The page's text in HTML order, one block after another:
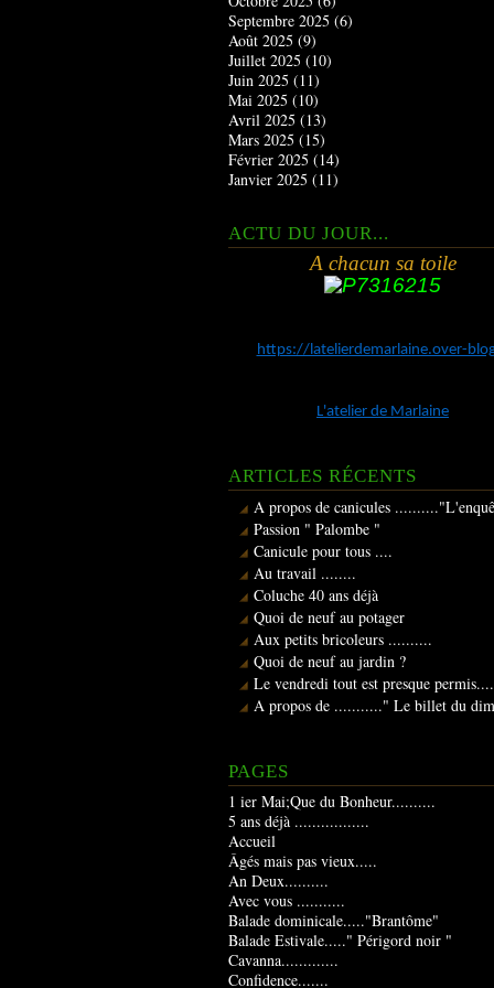
Septembre 2025 (6)
Août 2025 (9)
Juillet 2025 (10)
Juin 2025 (11)
Mai 2025 (10)
Avril 2025 (13)
Mars 2025 (15)
Février 2025 (14)
Janvier 2025 (11)
ACTU DU JOUR...
A chacun sa toile
https://latelierdemarlaine.over-
L'atelier de Marlaine
ARTICLES RÉCENTS
A propos de canicules
Passion " Palombe "
Canicule pour tous ....
Au travail ........
Coluche 40 ans déjà
Quoi de neuf au potager
Aux petits bricoleurs ..........
Quoi de neuf au jardin ?
Le vendredi tout est presque
A propos de ..........." Le billet du
PAGES
1 ier Mai;Que du Bonheur..........
5 ans déjà .................
Accueil
Âgés mais pas vieux.....
An Deux..........
Avec vous ...........
Balade dominicale....."Brantôme"
Balade Estivale....." Périgord noir "
Cavanna.............
Confidence.......